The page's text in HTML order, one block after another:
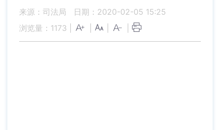
来源：司法局
日期：2020-02-05 15:25
浏览量： 1173